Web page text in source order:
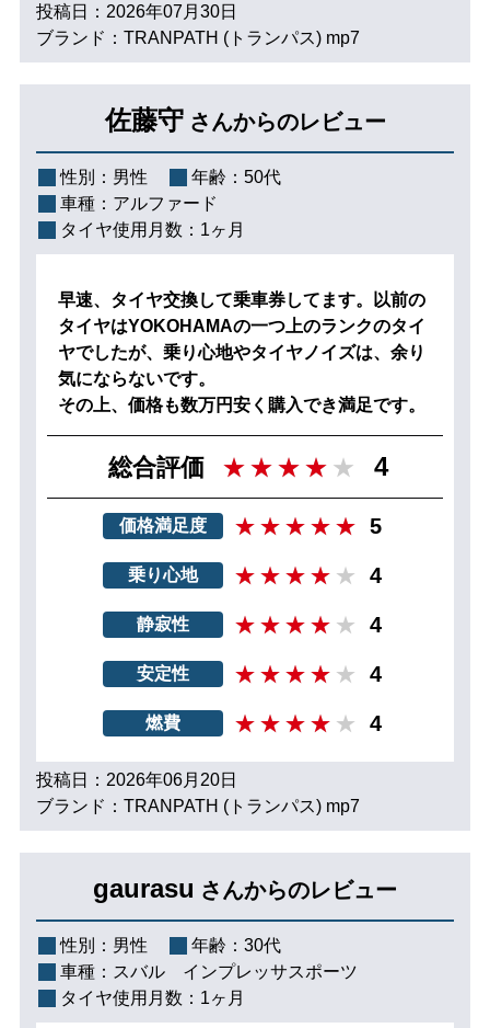
投稿日：2026年07月30日
ブランド：TRANPATH (トランパス) mp7
佐藤守 さんからのレビュー
性別： 男性 年齢： 50代
車種： アルファード
タイヤ使用月数： 1ヶ月
早速、タイヤ交換して乗車券してます。以前の
タイヤはYOKOHAMAの一つ上のランクのタイ
ヤでしたが、乗り心地やタイヤノイズは、余り
気にならないです。
その上、価格も数万円安く購入でき満足です。
総合評価 4
価格満足度 5
乗り心地 4
静寂性 4
安定性 4
燃費 4
投稿日：2026年06月20日
ブランド：TRANPATH (トランパス) mp7
gaurasu さんからのレビュー
性別： 男性 年齢： 30代
車種： スバル インプレッサスポーツ
タイヤ使用月数： 1ヶ月